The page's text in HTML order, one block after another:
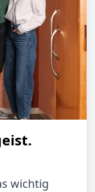
wichtig